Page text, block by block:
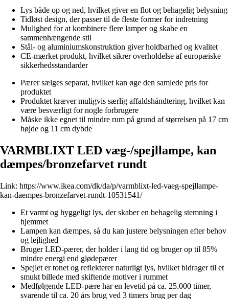
Lys både op og ned, hvilket giver en flot og behagelig belysning
Tidløst design, der passer til de fleste former for indretning
Mulighed for at kombinere flere lamper og skabe en
sammenhængende stil
Stål- og aluminiumskonstruktion giver holdbarhed og kvalitet
CE-mærket produkt, hvilket sikrer overholdelse af europæiske
sikkerhedsstandarder
Pærer sælges separat, hvilket kan øge den samlede pris for
produktet
Produktet kræver muligvis særlig affaldshåndtering, hvilket kan
være besværligt for nogle forbrugere
Måske ikke egnet til mindre rum på grund af størrelsen på 17 cm
højde og 11 cm dybde
VARMBLIXT LED væg-/spejllampe, kan
dæmpes/bronzefarvet rundt
Link: https://www.ikea.com/dk/da/p/varmblixt-led-vaeg-spejllampe-
kan-daempes-bronzefarvet-rundt-10531541/
Et varmt og hyggeligt lys, der skaber en behagelig stemning i
hjemmet
Lampen kan dæmpes, så du kan justere belysningen efter behov
og lejlighed
Bruger LED-pærer, der holder i lang tid og bruger op til 85%
mindre energi end glødepærer
Spejlet er tonet og reflekterer naturligt lys, hvilket bidrager til et
smukt billede med skiftende motiver i rummet
Medfølgende LED-pære har en levetid på ca. 25.000 timer,
svarende til ca. 20 års brug ved 3 timers brug per dag